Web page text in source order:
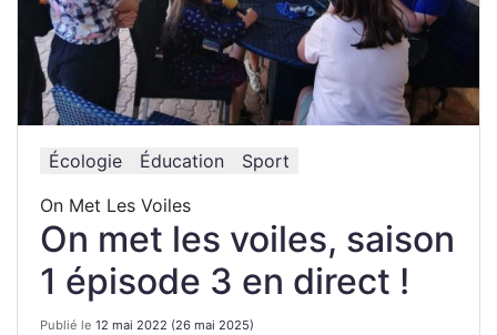
Écologie Éducation
Sport
On Met Les Voiles
On met les voiles, saison
1 épisode 3 en direct !
Publié le 12 mai 2022 (26 mai 2025)